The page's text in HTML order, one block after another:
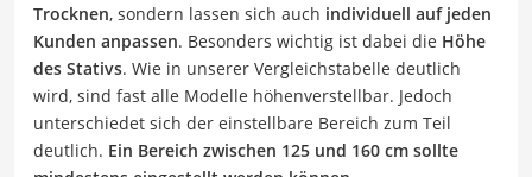
Trocknen, sondern lassen sich auch individuell auf jeden
Kunden anpassen. Besonders wichtig ist dabei die Höhe
des Stativs. Wie in unserer Vergleichstabelle deutlich
wird, sind fast alle Modelle höhenverstellbar. Jedoch
unterschiedet sich der einstellbare Bereich zum Teil
deutlich. Ein Bereich zwischen 125 und 160 cm sollte